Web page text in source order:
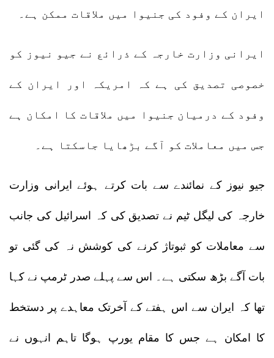
ایران کے وفود کی جنیوا میں ملاقات ممکن ہے۔
ایرانی وزارت خارجہ کے ذرائع نے جیو نیوز کو
خصوصی تصدیق کی ہے کہ امریکہ اور ایران کے
وفود کے درمیان جنیوا میں ملاقات کا امکان ہے
جس میں معاملات کو آگے بڑھایا جاسکتا ہے۔
جیو نیوز کے نمائندے سے بات کرتے ہوئے ایرانی وزارت
خارجہ کی لیگل ٹیم نے تصدیق کی کہ اسرائیل کی جانب
سے معاملات کو ثبوتاژ کرنے کی کوشش نہ کی گئی تو
بات آگے بڑھ سکتی ہے۔ اس سے پہلے صدر ٹرمپ نے کہا
تھا کہ ایران سے اس ہفتے کے آخرتک معاہدے پر دستخط
کا امکان ہے جس کا مقام یورپ ہوگا تاہم انہوں نے